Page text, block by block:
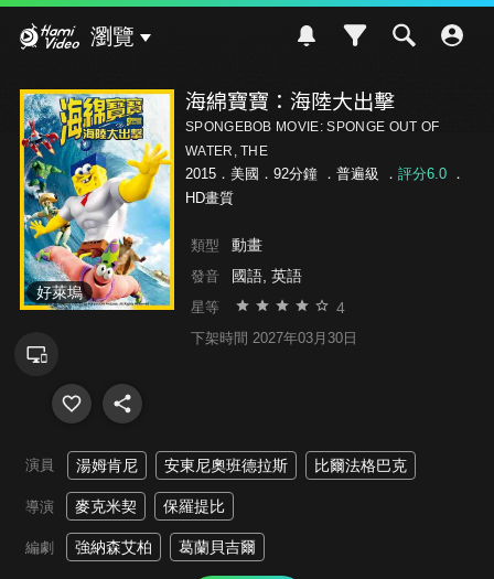
瀏覽
好萊塢
海綿寶寶：海陸大出擊
SPONGEBOB MOVIE: SPONGE OUT OF
WATER, THE
2015．美國．92分鐘 ． 普遍級 ． 評分6.0．
HD畫質
類型 動畫
發音 國語, 英語
星等 4
下架時間 2027年03月30日
演員 湯姆肯尼 安東尼奧班德拉斯 比爾法格巴克
導演 麥克米契 保羅提比
編劇 強納森艾柏 葛蘭貝吉爾